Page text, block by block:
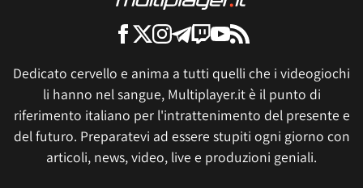
Dedicato cervello e anima a tutti quelli che i videogiochi
li hanno nel sangue, Multiplayer.it è il punto di
riferimento italiano per l'intrattenimento del presente e
del futuro. Preparatevi ad essere stupiti ogni giorno con
articoli, news, video, live e produzioni geniali.